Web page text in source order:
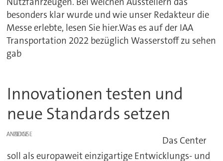
besonders klar wurde und wie unser Redakteur die
Messe erlebte, lesen Sie hier.Was es auf der IAA
Transportation 2022 bezüglich Wasserstoff zu sehen
gab
Innovationen testen und
neue Standards setzen
ANZEIGE
Das Center
soll als europaweit einzigartige Entwicklungs- und